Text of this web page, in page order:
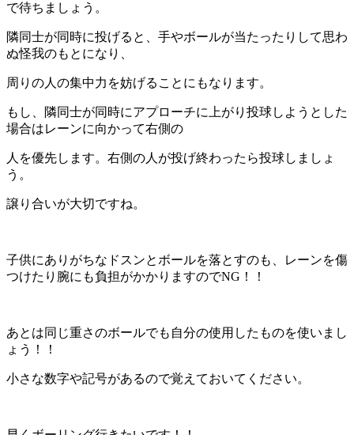
で待ちましょう。
隣同士が同時に投げると、手やボールが当たったりして思わ
ぬ怪我のもとになり、
周りの人の集中力を妨げることにもなります。
もし、隣同士が同時にアプローチに上がり投球しようとした
場合はレーンに向かって右側の
人を優先します。右側の人が投げ終わったら投球しましょ
う。
譲り合いが大切ですね。
子供にありがちなドスンとボールを落とすのも、レーンを傷
つけたり腕にも負担がかかりますのでNG！！
あとは同じ重さのボールでも自分の使用したものを使いまし
ょう！！
小さな数字や記号があるので覚えておいてください。